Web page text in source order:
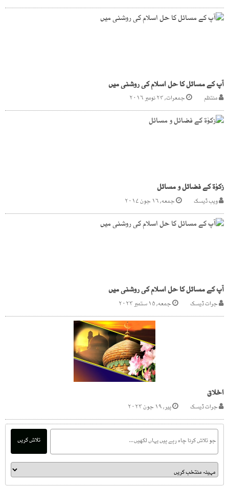
آپ کے مسائل کا حل اسلام کی روشنی میں
منتظم جمعرات, ۲۴ نومبر ۲۰۱۶
زکوٰۃ کے فضائل و مسائل
ویب ڈیسک جمعه, ۱۶ جون ۲۰۱۷
آپ کے مسائل کا حل اسلام کی روشنی میں
جرات ڈیسک جمعه, ۱۵ ستمبر ۲۰۲۳
اخلاق
جرات ڈیسک پیر, ۱۹ جون ۲۰۲۳
تلاش کریں